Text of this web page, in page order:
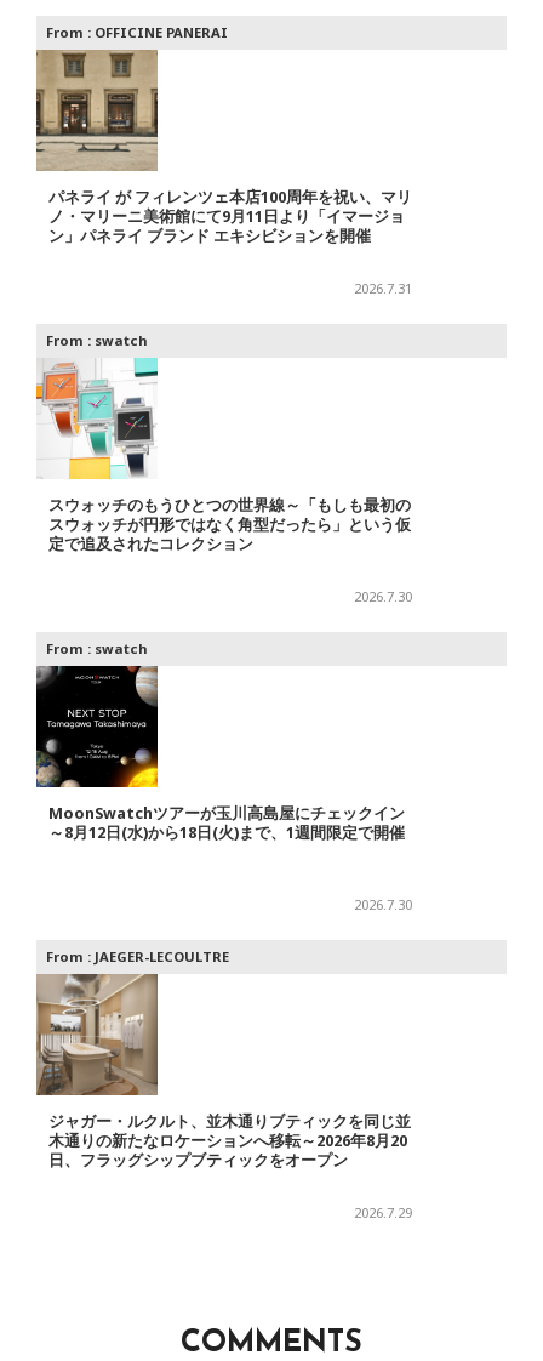
From : OFFICINE PANERAI
パネライ が フィレンツェ本店100周年を祝い、マリ
ノ・マリーニ美術館にて9月11日より「イマージョ
ン」パネライ ブランド エキシビションを開催
2026.7.31
From : swatch
スウォッチのもうひとつの世界線～「もしも最初の
スウォッチが円形ではなく角型だったら」という仮
定で追及されたコレクション
2026.7.30
From : swatch
MoonSwatchツアーが玉川高島屋にチェックイン
～8月12日(水)から18日(火)まで、1週間限定で開催
2026.7.30
From : JAEGER-LECOULTRE
ジャガー・ルクルト、並木通りブティックを同じ並
木通りの新たなロケーションへ移転～2026年8月20
日、フラッグシップブティックをオープン
2026.7.29
COMMENTS